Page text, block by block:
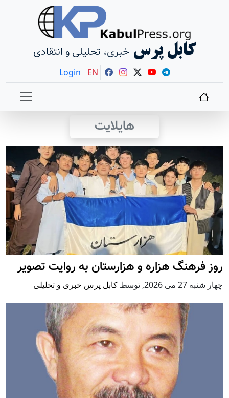
کابل پرس خبری، تحلیلی و انتقادی
Login EN
هایلایت
روز فرهنگ هزاره و هزارستان به روایت تصویر
چهار شنبه 27 می 2026 , توسط کابل پرس خبری و تحلیلی